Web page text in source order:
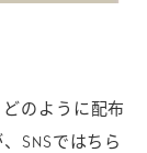
のように配布
SNSではちら